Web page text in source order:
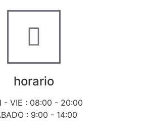
horario
- VIE : 08:00 - 20:00
: 9:00 - 14:00